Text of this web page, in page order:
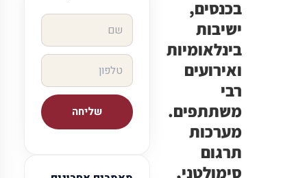
שליחה
בכנסים,
ישיבות
בינלאומיות
ואירועים
רבי
משתתפים.
מערכות
תרגום
סימולטני,